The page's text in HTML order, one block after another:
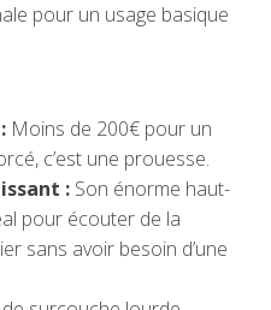
pour un usage basique
Moins de 200€ pour un
c’est une prouesse.
: Son énorme haut-
pour écouter de la
sans avoir besoin d’une